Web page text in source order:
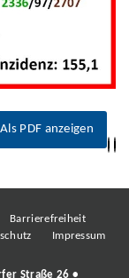
Als PDF anzeigen
Barrierefreiheit
Impressum
Straße 26 •